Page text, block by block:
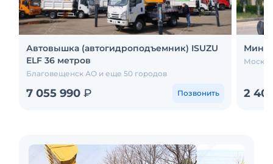
Автовышка (автогидроподъемник) ISUZU
ELF 36 метров
Благовещенск АО и еще 50 городов
7 055 990 ₽ Позвонить
Мини-
2